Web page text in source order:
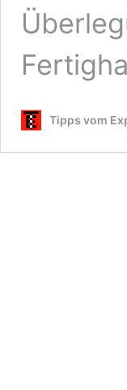
Tipps vom